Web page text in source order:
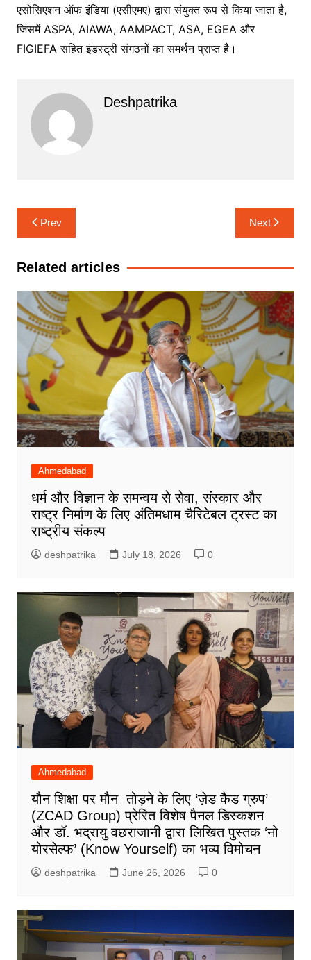
एसोसिएशन ऑफ इंडिया (एसीएमए) द्वारा संयुक्त रूप से किया जाता है,
जिसमें ASPA, AIAWA, AAMPACT, ASA, EGEA और
FIGIEFA सहित इंडस्ट्री संगठनों का समर्थन प्राप्त है।
Deshpatrika
Post
navigation
Prev Next
Related articles
Ahmedabad
धर्म और विज्ञान के समन्वय से सेवा, संस्कार और
राष्ट्र निर्माण के लिए अंतिमधाम चैरिटेबल ट्रस्ट का
राष्ट्रीय संकल्प
deshpatrika July 18, 2026 0
Ahmedabad
यौन शिक्षा पर मौन तोड़ने के लिए ‘ज़ेड कैड ग्रुप’
(ZCAD Group) प्रेरित विशेष पैनल डिस्कशन
और डॉ. भद्रायु वछराजानी द्वारा लिखित पुस्तक ‘नो
योरसेल्फ’ (Know Yourself) का भव्य विमोचन
deshpatrika June 26, 2026 0